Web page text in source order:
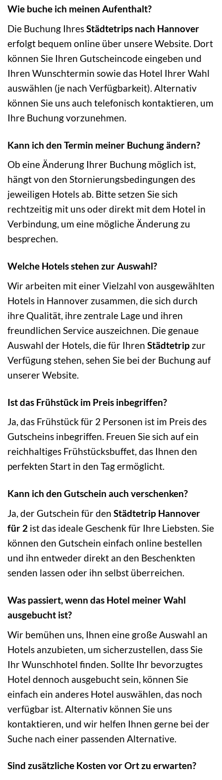
Wie buche ich meinen Aufenthalt?
Die Buchung IhresStädtetrips nach Hannover
erfolgt bequem online über unsere Website. Dort
können Sie Ihren Gutscheincode eingeben und
Ihren Wunschtermin sowie das Hotel Ihrer Wahl
auswählen (je nach Verfügbarkeit). Alternativ
können Sie uns auch telefonisch kontaktieren, um
Ihre Buchung vorzunehmen.
Kann ich den Termin meiner Buchung ändern?
Ob eine Änderung Ihrer Buchung möglich ist,
hängt von den Stornierungsbedingungen des
jeweiligen Hotels ab. Bitte setzen Sie sich
rechtzeitig mit uns oder direkt mit dem Hotel in
Verbindung, um eine mögliche Änderung zu
besprechen.
Welche Hotels stehen zur Auswahl?
Wir arbeiten mit einer Vielzahl von ausgewählten
Hotels in Hannover zusammen, die sich durch
ihre Qualität, ihre zentrale Lage und ihren
freundlichen Service auszeichnen. Die genaue
Auswahl der Hotels, die für Ihren Städtetrip zur
Verfügung stehen, sehen Sie bei der Buchung auf
unserer Website.
Ist das Frühstück im Preis inbegriffen?
Ja, das Frühstück für 2 Personen ist im Preis des
Gutscheins inbegriffen. Freuen Sie sich auf ein
reichhaltiges Frühstücksbuffet, das Ihnen den
perfekten Start in den Tag ermöglicht.
Kann ich den Gutschein auch verschenken?
Ja, der Gutschein für den Städtetrip Hannover
für 2 ist das ideale Geschenk für Ihre Liebsten. Sie
können den Gutschein einfach online bestellen
und ihn entweder direkt an den Beschenkten
senden lassen oder ihn selbst überreichen.
Was passiert, wenn das Hotel meiner Wahl
ausgebucht ist?
Wir bemühen uns, Ihnen eine große Auswahl an
Hotels anzubieten, um sicherzustellen, dass Sie
Ihr Wunschhotel finden. Sollte Ihr bevorzugtes
Hotel dennoch ausgebucht sein, können Sie
einfach ein anderes Hotel auswählen, das noch
verfügbar ist. Alternativ können Sie uns
kontaktieren, und wir helfen Ihnen gerne bei der
Suche nach einer passenden Alternative.
Sind zusätzliche Kosten vor Ort zu erwarten?